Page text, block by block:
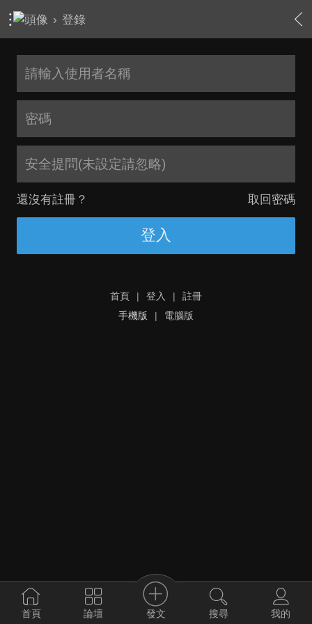
› 登錄
安全提問(未設定請忽略)
還沒有註冊？ 取回密碼
登入
首頁 | 登入 |
註冊
手機版
| 電腦版
首頁 論壇 發文 搜尋 我的